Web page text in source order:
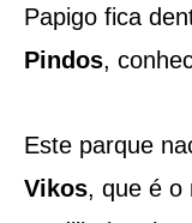
Papigo fica
Pindos,
Este parque
Vikos, que é o